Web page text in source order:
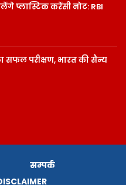
प्लास्टिक करेंसी नोट: RBI
सफल परीक्षण, भारत की सैन्य
सम्पर्क